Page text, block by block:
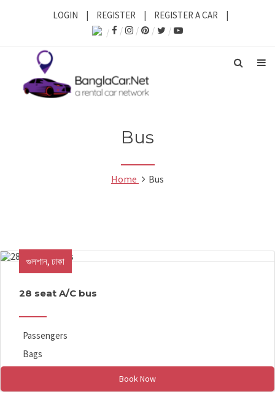
LOGIN | REGISTER | REGISTER A CAR |
Bus
Home Bus
গুলশান, ঢাকা
28 seat A/C bus
Passengers
Bags
Book Now